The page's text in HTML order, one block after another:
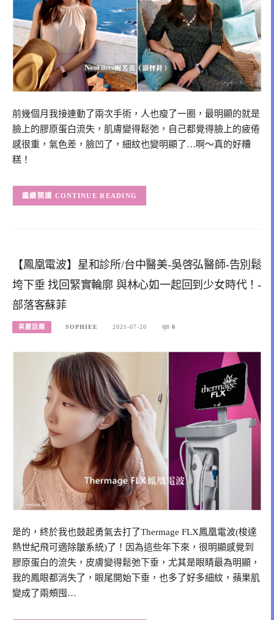
前幾個月我接連動了兩次手術，人也瘦了一圈，最明顯的就是
臉上的膠原蛋白流失，肌膚變得鬆弛，自己都覺得臉上的疲倦
感很重，氣色差，臉凹了，細紋也變明顯了…啊〜真的好糟
糕！
CONTINUE READING
【鳳凰電波】星和診所/台中醫美-吳啓弘醫師-告別鬆
垮下垂 找回緊實輪廓 與林心如一起回到少女時代！-
部落客蘇菲
美麗話題 SOPHIEE 2021-07-20 0
是的，終於我也鼓起勇氣去打了Thermage FLX鳳凰電波(梭達
熱世紀飛可適除皺系統)了！因為這些年下來，很明顯感覺到
膠原蛋白的流失，皮膚變得鬆弛下垂，尤其是眼睛最為明顯，
我的鳳眼都消失了，眼尾開始下垂，也多了好多細紋，蘋果肌
變成了兩頰囤…